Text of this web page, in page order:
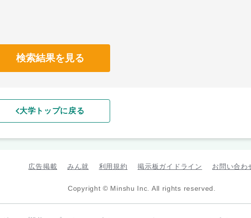
検索結果を見る
大学トップに戻る
広告掲載 みん就 利用規約 掲示板ガイドライン お問い合わ
Copyright © Minshu Inc. All rights reserved.